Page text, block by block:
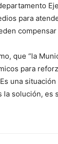
para
que “la
para
una
la solución, es